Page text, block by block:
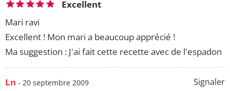
Excellent
Mari ravi
Excellent ! Mon mari a beaucoup apprécié !
Ma suggestion : J'ai fait cette recette avec de l'espadon
Signaler
Ln - 20 septembre 2009